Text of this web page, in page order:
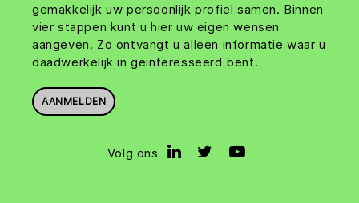
gemakkelijk uw persoonlijk profiel samen. Binnen
vier stappen kunt u hier uw eigen wensen
aangeven. Zo ontvangt u alleen informatie waar u
daadwerkelijk in geinteresseerd bent.
AANMELDEN
Volg ons